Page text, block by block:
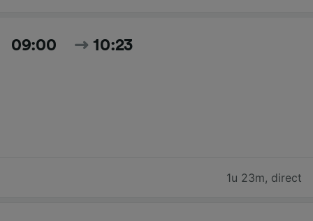
09:00 10:23
1u 23m, direct